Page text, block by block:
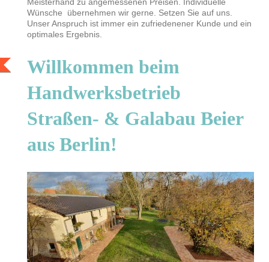
Meisterhand zu angemessenen Preisen. Individuelle
Wünsche übernehmen wir gerne. Setzen Sie auf uns.
Unser Anspruch ist immer ein zufriedenener Kunde und ein
optimales Ergebnis.
Willkommen beim
Handwerksbetrieb
Straßen- & Galabau Beier
aus Berlin!